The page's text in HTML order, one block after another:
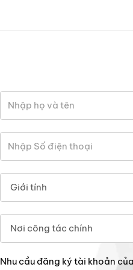
Nhu cầu đăng ký tài khoản